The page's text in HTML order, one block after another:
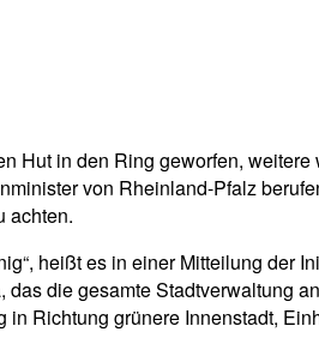
Hut in den Ring geworfen,
von Rheinland-Pfalz
achten.
heißt es in einer Mitteilung der
die gesamte Stadtverwaltung
in Richtung grünere Innenstadt,